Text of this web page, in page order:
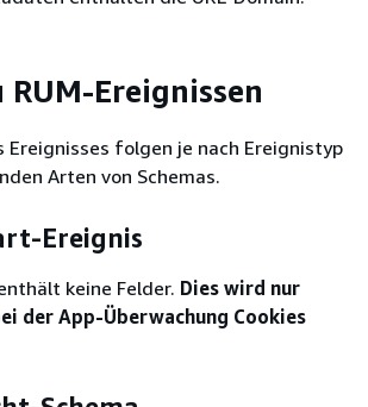
RUM-Ereignissen
Ereignisses folgen je nach Ereignistyp
Arten von Schemas.
Ereignis
keine Felder. Dies wird nur
der App-Überwachung Cookies